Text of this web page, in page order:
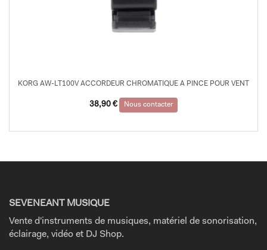
KORG AW-LT100V ACCORDEUR CHROMATIQUE A PINCE POUR VENT
38,90 € Nous contacter
SEVENEANT MUSIQUE
Vente d'instruments de musiques, matériel de sonorisation,
éclairage, vidéo et DJ Shop.